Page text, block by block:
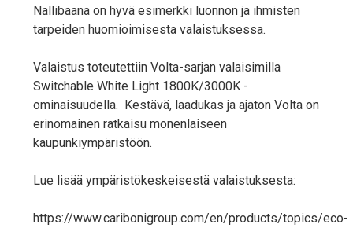
Nallibaana on hyvä esimerkki luonnon ja ihmisten
tarpeiden huomioimisesta valaistuksessa.
Valaistus toteutettiin Volta-sarjan valaisimilla
Switchable White Light 1800K/3000K -
ominaisuudella. Kestävä, laadukas ja ajaton Volta on
erinomainen ratkaisu monenlaiseen
kaupunkiympäristöön.
Lue lisää ympäristökeskeisestä valaistuksesta:
https://www.caribonigroup.com/en/products/topics/eco-